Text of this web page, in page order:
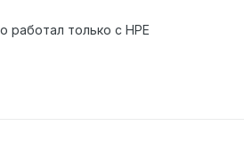
работал только с HPE